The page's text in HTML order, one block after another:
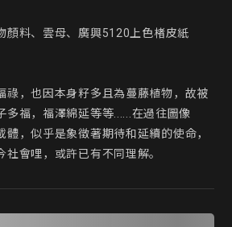
顏料、雲母、廣興5120上色楮皮紙
祿，也因本身籽多且為蔓藤植物，故被
多福，福澤綿延等等......在過往圖像
體，似乎是象徵著期待和延續的使命，
會哩，或許已有不同理解。